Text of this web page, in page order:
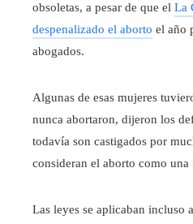
obsoletas, a pesar de que el La
despenalizado el aborto el año
abogados.
Algunas de esas mujeres
nunca abortaron, dijeron los
todavía son castigados por
consideran el aborto como
Las leyes se aplicaban incluso